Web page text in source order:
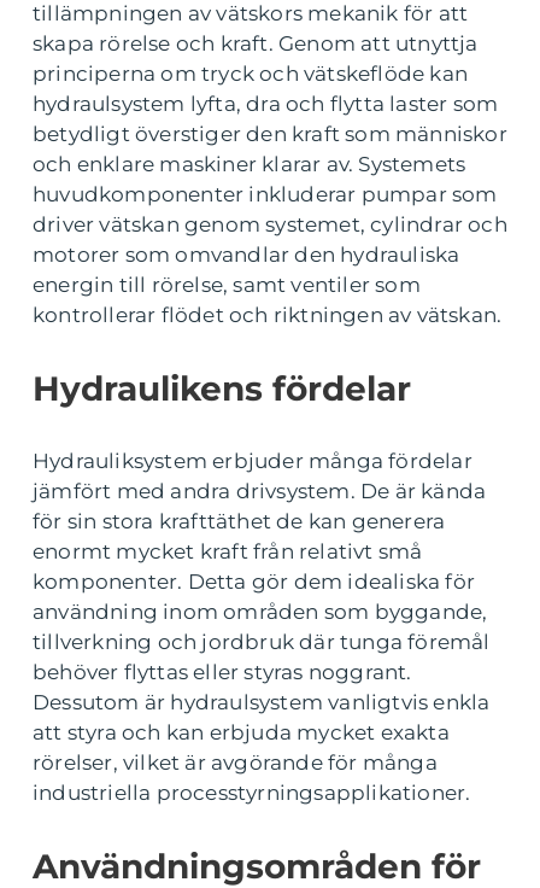
tillämpningen av vätskors mekanik för att
skapa rörelse och kraft. Genom att utnyttja
principerna om tryck och vätskeflöde kan
hydraulsystem lyfta, dra och flytta laster som
betydligt överstiger den kraft som människor
och enklare maskiner klarar av. Systemets
huvudkomponenter inkluderar pumpar som
driver vätskan genom systemet, cylindrar och
motorer som omvandlar den hydrauliska
energin till rörelse, samt ventiler som
kontrollerar flödet och riktningen av vätskan.
Hydraulikens fördelar
Hydrauliksystem erbjuder många fördelar
jämfört med andra drivsystem. De är kända
för sin stora krafttäthet de kan generera
enormt mycket kraft från relativt små
komponenter. Detta gör dem idealiska för
användning inom områden som byggande,
tillverkning och jordbruk där tunga föremål
behöver flyttas eller styras noggrant.
Dessutom är hydraulsystem vanligtvis enkla
att styra och kan erbjuda mycket exakta
rörelser, vilket är avgörande för många
industriella processtyrningsapplikationer.
Användningsområden för